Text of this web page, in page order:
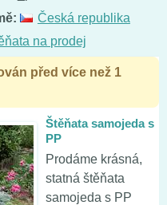
Česká republika
na prodej
před více než 1
Štěňata samojeda s
PP
Prodáme krásná,
statná štěňata
samojeda s PP